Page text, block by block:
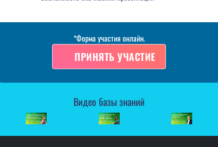
*Форма участия онлайн.
ПРИНЯТЬ УЧАСТИЕ
Видео базы знаний